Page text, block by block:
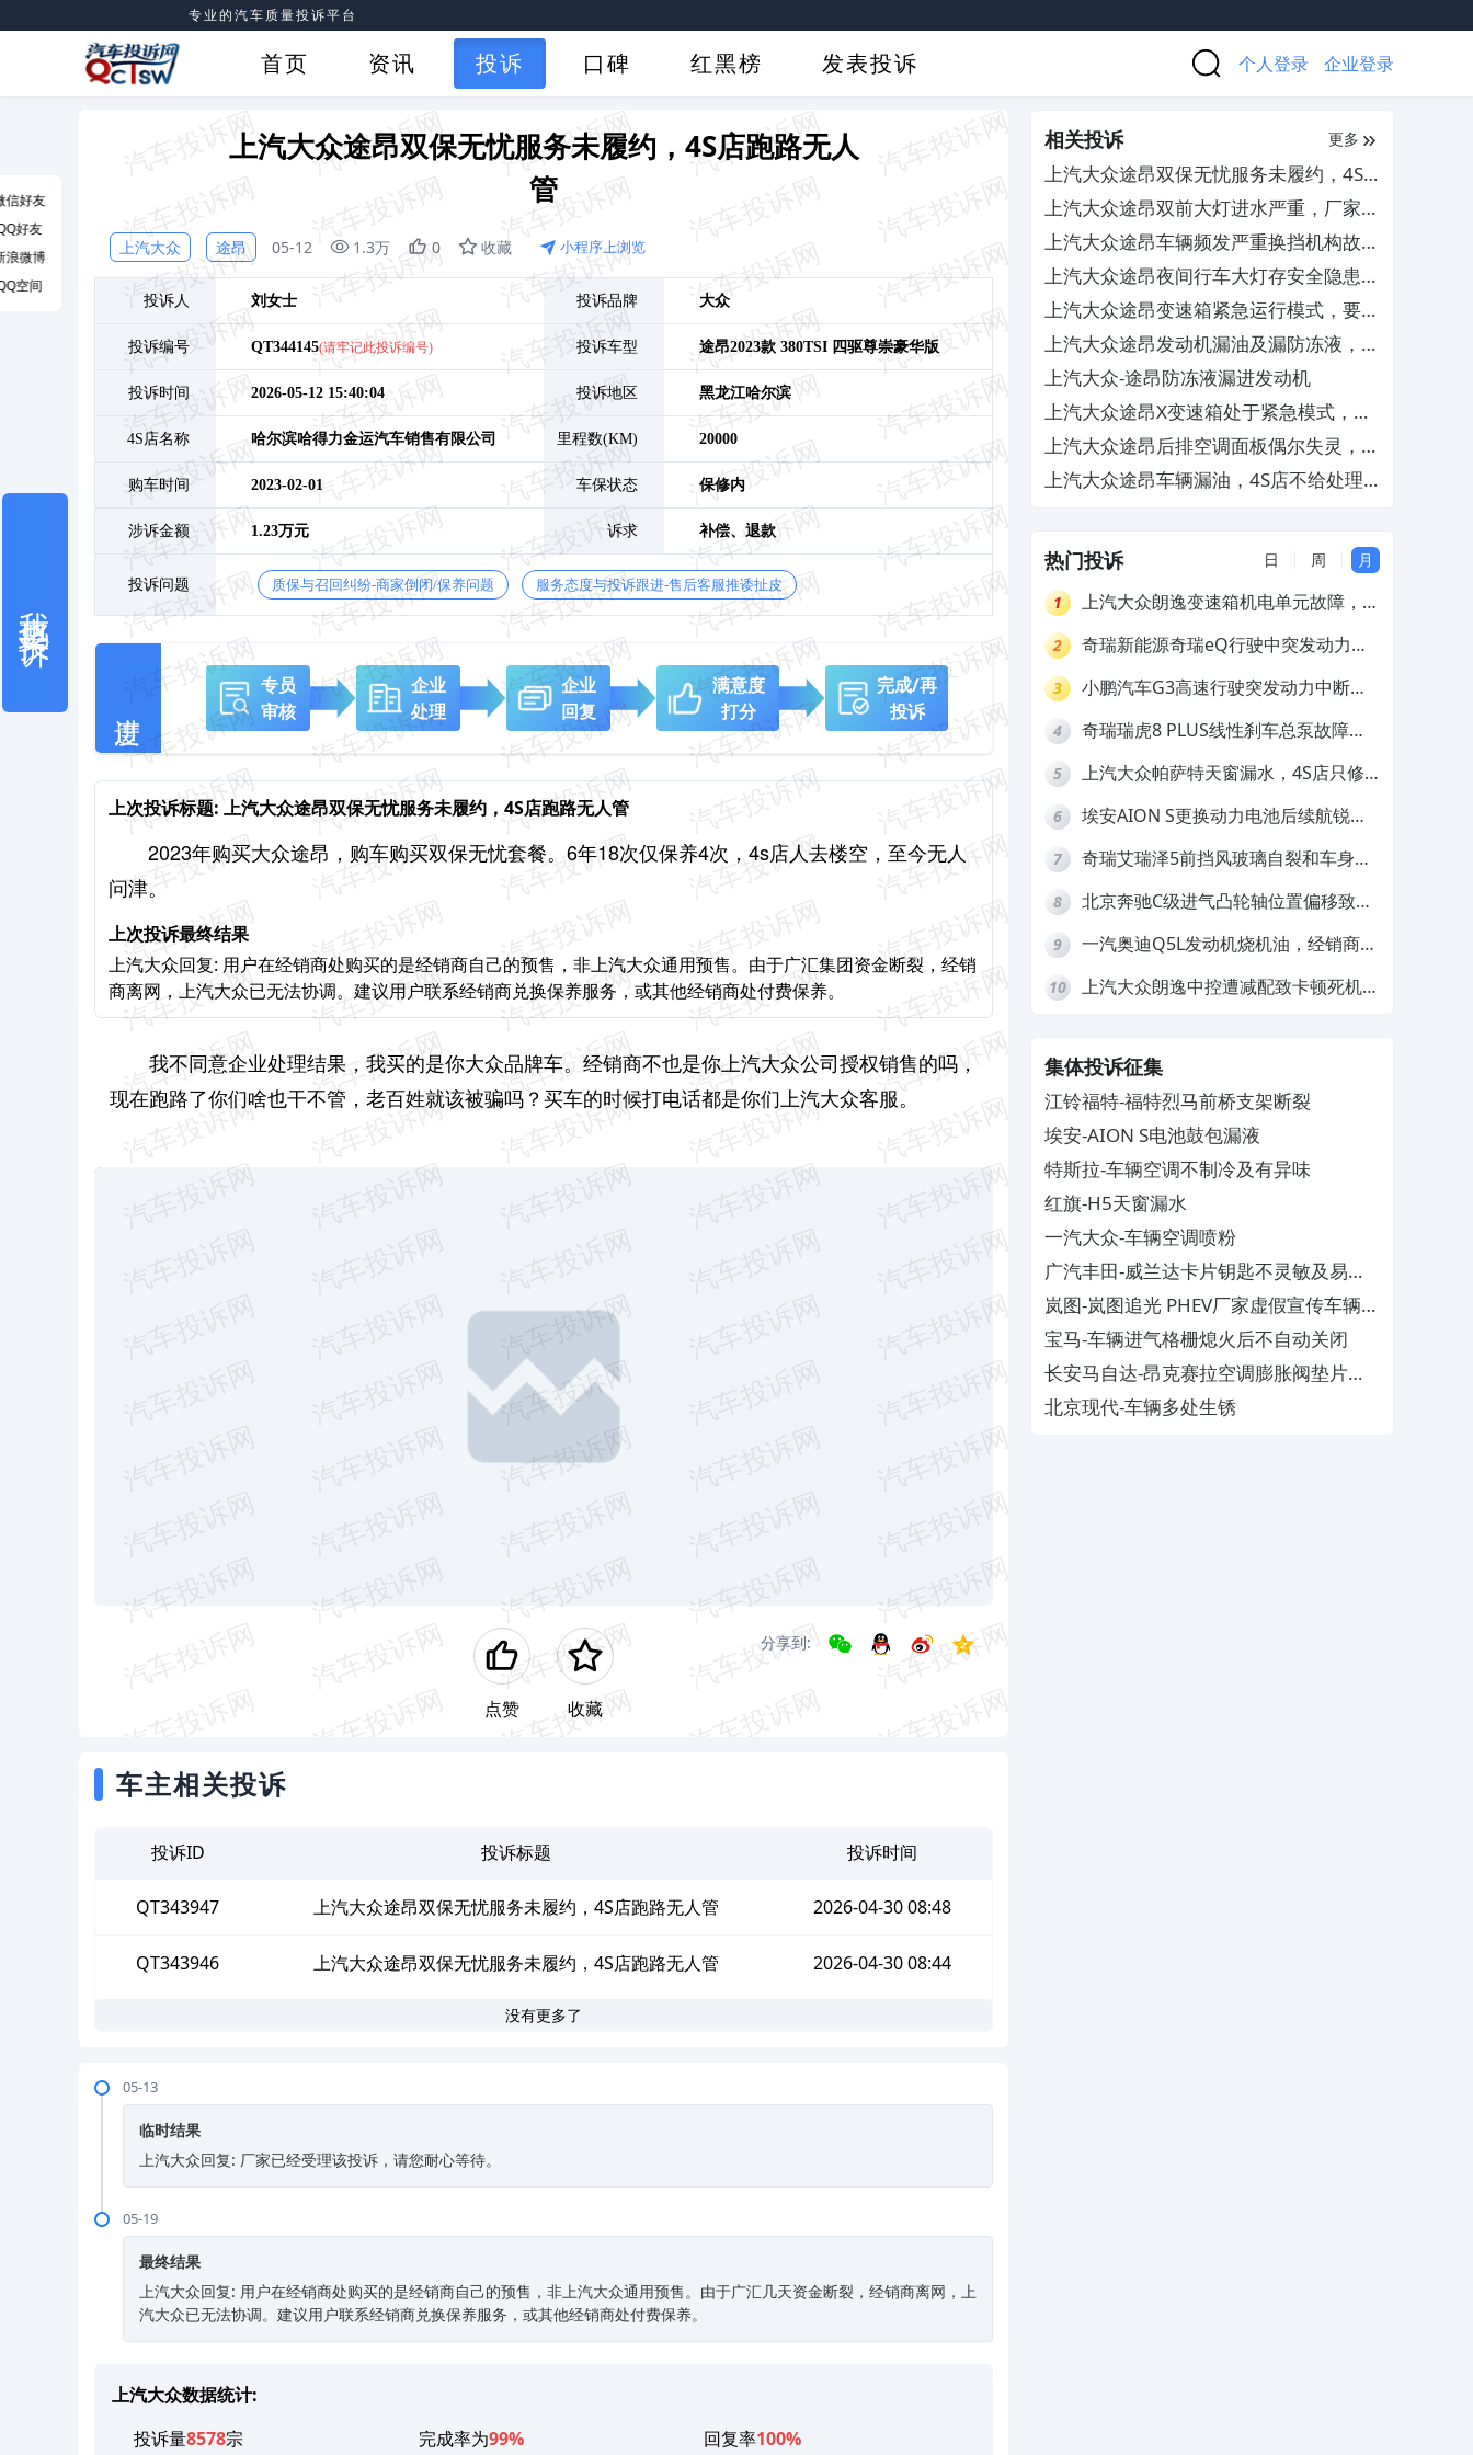
专业的汽车质量投诉平台
首页 资讯 投诉 口碑 红黑榜 发表投诉 个人登录 企业登录
上汽大众途昂双保无忧服务未履约，4S店跑路无人
管
上汽大众 途昂 05-12 1.3万 0 收藏 小程序上浏览
投诉人 刘 女士 投诉品牌 大众
投诉编号 QT344145(请牢记此投诉编号) 投诉车型 途昂2023款 380TSI 四驱尊崇豪华版
投诉时间 2026-05-12 15:40:04 投诉地区 黑龙江哈尔滨
4S店名称 哈尔滨哈得力金运汽车销售有限公司 里程数(KM) 20000
购车时间 2023-02-01 车保状态 保修内
涉诉金额 1.23万元 诉求 补偿、 退款
投诉问题 质保与召回纠纷-商家倒闭/保养问题 服务态度与投诉跟进-售后客服推诿扯皮
专员
审核
企业
处理
企业
回复
满意度
打分
完成/再
投诉
上次投诉标题: 上汽大众途昂双保无忧服务未履约，4S店跑路无人管
2023年购买大众途昂，购车购买双保无忧套餐。6年18次仅保养4次，4s店人去楼空，至今无人
问津。
上次投诉最终结果
上汽大众回复: 用户在经销商处购买的是经销商自己的预售，非上汽大众通用预售。由于广汇集团资金断裂，经销
商离网，上汽大众已无法协调。建议用户联系经销商兑换保养服务，或其他经销商处付费保养。
我不同意企业处理结果，我买的是你大众品牌车。经销商不也是你上汽大众公司授权销售的吗，
现在跑路了你们啥也干不管，老百姓就该被骗吗？买车的时候打电话都是你们上汽大众客服。
点赞 收藏
分享到:
车主相关投诉
投诉ID 投诉标题 投诉时间
QT343947 上汽大众途昂双保无忧服务未履约，4S店跑路无人管 2026-04-30 08:48
QT343946 上汽大众途昂双保无忧服务未履约，4S店跑路无人管 2026-04-30 08:44
没有更多了
05-13
临时结果
上汽大众回复: 厂家已经受理该投诉，请您耐心等待。
05-19
最终结果
上汽大众回复: 用户在经销商处购买的是经销商自己的预售，非上汽大众通用预售。由于广汇几天资金断裂，经销商离网，上
汽大众已无法协调。建议用户联系经销商兑换保养服务，或其他经销商处付费保养。
上汽大众数据统计:
投诉量8578宗 完成率为99% 回复率100%
相关投诉 更多
上汽大众途昂双保无忧服务未履约，4S
店跑路无人管
上汽大众途昂双前大灯进水严重，厂家和
4S店不负责任不处理
上汽大众途昂车辆频发严重换挡机构故
障，要求厂家予以退车
上汽大众途昂夜间行车大灯存安全隐患，
4S店无法调整解决
上汽大众途昂变速箱紧急运行模式，要求
免费更换TCU
上汽大众途昂发动机漏油及漏防冻液，
4S查不出原因无法解决
上汽大众-途昂防冻液漏进发动机
上汽大众途昂X变速箱处于紧急模式，导
致缺失奇数挡位
上汽大众途昂后排空调面板偶尔失灵，售
后置之不理
上汽大众途昂车辆漏油，4S店不给处理
热门投诉 日 周 月
1
上汽大众朗逸变速箱机电单元故障，厂
2
奇瑞新能源奇瑞eQ行驶中突发动力受
拒绝三电质保
3
小鹏汽车G3高速行驶突发动力中断，
4
奇瑞瑞虎8 PLUS线性刹车总泵故障，
5
上汽大众帕萨特天窗漏水，4S店只修
6
埃安AION S更换动力电池后续航锐
7
奇瑞艾瑞泽5前挡风玻璃自裂和车身多
8
北京奔驰C级进气凸轮轴位置偏移致发
9
一汽奥迪Q5L发动机烧机油，经销商推
10
上汽大众朗逸中控遭减配致卡顿死机，
集体投诉征集
江铃福特-福特烈马前桥支架断裂
埃安-AION S电池鼓包漏液
特斯拉-车辆空调不制冷及有异味
红旗-H5天窗漏水
一汽大众-车辆空调喷粉
广汽丰田-威兰达卡片钥匙不灵敏及易消
磁
岚图-岚图追光 PHEV厂家虚假宣传车辆配
置与功能
宝马-车辆进气格栅熄火后不自动关闭
长安马自达-昂克赛拉空调膨胀阀垫片生
锈
北京现代-车辆多处生锈
信好友
好友
浪微博
空间